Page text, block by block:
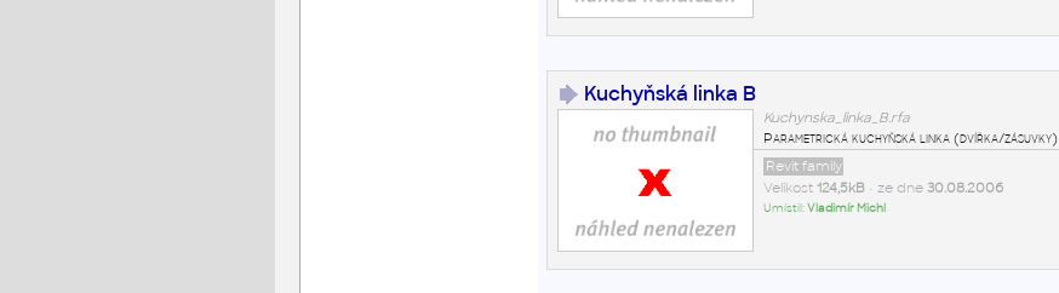
Kuchyňská linka B
Kuchynska_linka_B.rfa
Parametrická kuchyňská linka (dvířka/zásuvky)
Revit family
Velikost 124,5kB• ze dne 30.08.2006
Umístil:Vladimír Michl